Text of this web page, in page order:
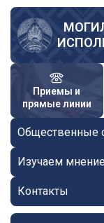
Перейти
основному
содержанию
Приемы и
прямые линии
Общественные
Изучаем
Контакты